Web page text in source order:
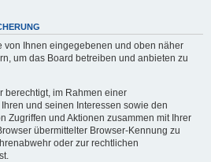
von Ihnen eingegebenen und oben näher
um das Board betreiben und anbieten zu
berechtigt, im Rahmen einer
und seinen Interessen sowie den
Zugriffen und Aktionen zusammen mit Ihrer
übermittelter Browser-Kennung zu
oder zur rechtlichen